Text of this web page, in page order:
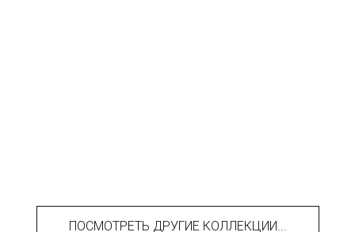
ПОСМОТРЕТЬ ДРУГИЕ КОЛЛЕКЦИИ...